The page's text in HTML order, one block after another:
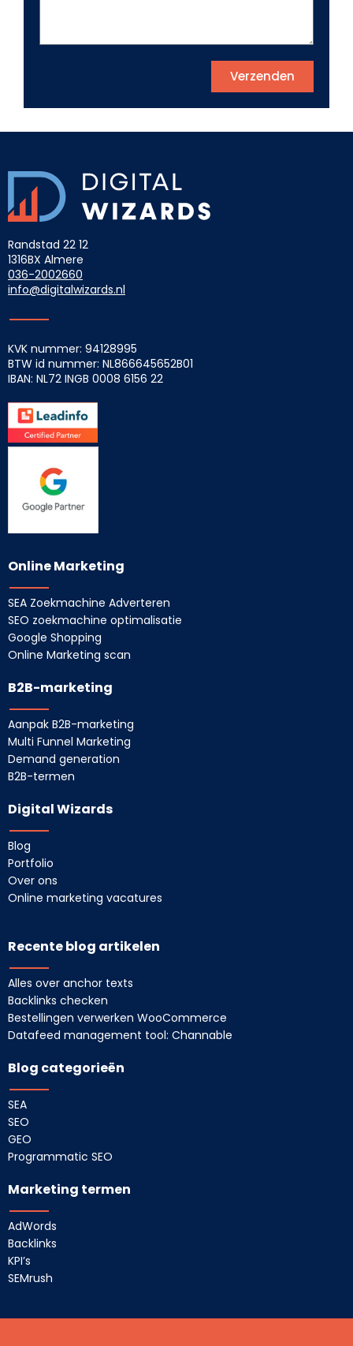
Verzenden
Randstad 22 12
1316BX Almere
036-2002660
info@digitalwizards.nl
KVK nummer: 94128995
BTW id nummer: NL866645652B01
IBAN: NL72 INGB 0008 6156 22
Online Marketing
SEA Zoekmachine Adverteren
SEO zoekmachine optimalisatie
Google Shopping
Online Marketing scan
B2B-marketing
Aanpak B2B-marketing
Multi Funnel Marketing
Demand generation
B2B-termen
Digital Wizards
Blog
Portfolio
Over ons
Online marketing vacatures
Recente blog artikelen
Alles over anchor texts
Backlinks checken
Bestellingen verwerken WooCommerce
Datafeed management tool: Channable
Blog categorieën
SEA
SEO
GEO
Programmatic SEO
Marketing termen
AdWords
Backlinks
KPI’s
SEMrush